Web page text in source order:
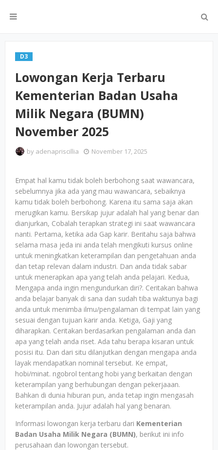
D3
Lowongan Kerja Terbaru
Kementerian Badan Usaha
Milik Negara (BUMN)
November 2025
by adenapriscillia November 17, 2025
Empat hal kamu tidak boleh berbohong saat wawancara,
sebelumnya jika ada yang mau wawancara, sebaiknya
kamu tidak boleh berbohong. Karena itu sama saja akan
merugikan kamu. Bersikap jujur adalah hal yang benar dan
dianjurkan, Cobalah terapkan strategi ini saat wawancara
nanti. Pertama, ketika ada Gap karir. Beritahu saja bahwa
selama masa jeda ini anda telah mengikuti kursus online
untuk meningkatkan keterampilan dan pengetahuan anda
dan tetap relevan dalam industri. Dan anda tidak sabar
untuk menerapkan apa yang telah anda pelajari. Kedua,
Mengapa anda ingin mengundurkan diri?. Ceritakan bahwa
anda belajar banyak di sana dan sudah tiba waktunya bagi
anda untuk menimba ilmu/pengalaman di tempat lain yang
sesuai dengan tujuan karir anda. Ketiga, Gaji yang
diharapkan. Ceritakan berdasarkan pengalaman anda dan
apa yang telah anda riset. Ada tahu berapa kisaran untuk
posisi itu. Dan dari situ dilanjutkan dengan mengapa anda
layak mendapatkan nominal tersebut. Ke empat,
hobi/minat. ngobrol tentang hobi yang berkaitan dengan
keterampilan yang berhubungan dengan pekerjaaan.
Bahkan di dunia hiburan pun, anda tetap ingin mengasah
keterampilan anda. Jujur adalah hal yang benaran.
Informasi lowongan kerja terbaru dari Kementerian
Badan Usaha Milik Negara (BUMN), berikut ini info
perusahaan dan lowongan tersebut.